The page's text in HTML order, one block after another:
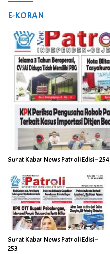
E-KORAN
Surat Kabar News Patroli Edisi – 254
Surat Kabar News Patroli Edisi –
253